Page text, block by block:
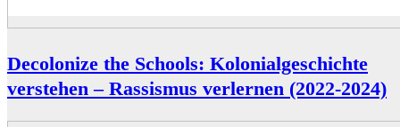
Decolonize the Schools: Kolonialgeschichte
verstehen – Rassismus verlernen (2022-2024)